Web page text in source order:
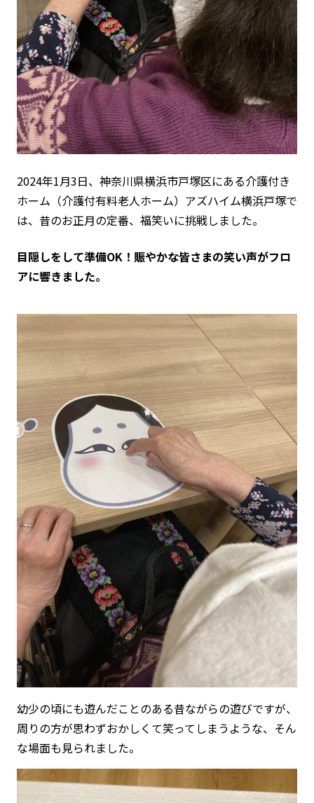
2024年1月3日、神奈川県横浜市戸塚区にある介護付き
ホーム（介護付有料老人ホーム）アズハイム横浜戸塚で
は、昔のお正月の定番、福笑いに挑戦しました。
目隠しをして準備OK！賑やかな皆さまの笑い声がフロ
アに響きました。
幼少の頃にも遊んだことのある昔ながらの遊びですが、
周りの方が思わずおかしくて笑ってしまうような、そん
な場面も見られました。